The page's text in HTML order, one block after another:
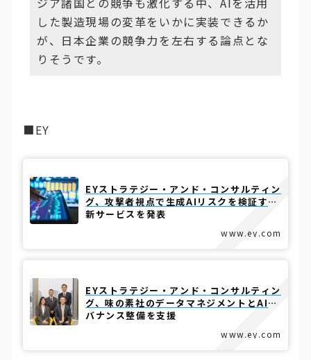
した製造現場の変革をいかに実装できるか
が、日本企業の競争力を左右する論点とな
りそうです。
■EY
www.ey.com
EYストラテジー・アンド・コンサルティン
グ、攻撃者視点で生成AIリスクを検証する
新サービスを発表
www.ey.com
EYストラテジー・アンド・コンサルティン
グ、味の素社のデータマネジメントとAIガ
バナンス整備を支援